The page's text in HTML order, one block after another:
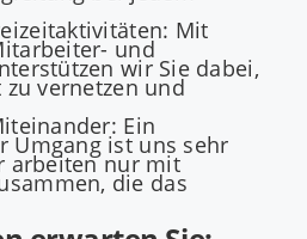
Mit
und
wir Sie dabei,
vernetzen und
Ein
Umgang ist uns sehr
arbeiten nur mit
die das